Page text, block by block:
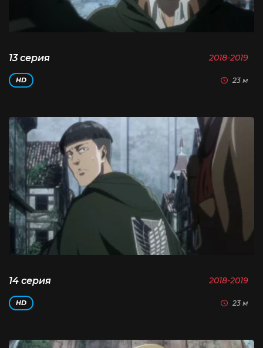
13 серия 2018-2019
HD 23 м
14 серия 2018-2019
HD 23 м